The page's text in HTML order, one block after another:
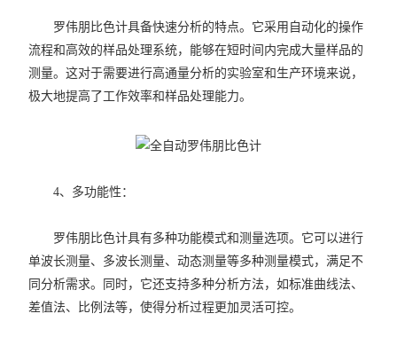
罗伟朋比色计具备快速分析的特点。它采用自动化的操作
流程和高效的样品处理系统，能够在短时间内完成大量样品的
测量。这对于需要进行高通量分析的实验室和生产环境来说，
极大地提高了工作效率和样品处理能力。
4、多功能性：
罗伟朋比色计具有多种功能模式和测量选项。它可以进行
单波长测量、多波长测量、动态测量等多种测量模式，满足不
同分析需求。同时，它还支持多种分析方法，如标准曲线法、
差值法、比例法等，使得分析过程更加灵活可控。